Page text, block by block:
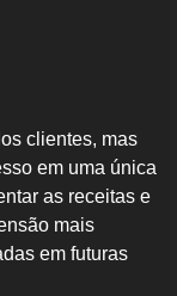
clientes, mas
em uma única
as receitas e
mais
em futuras